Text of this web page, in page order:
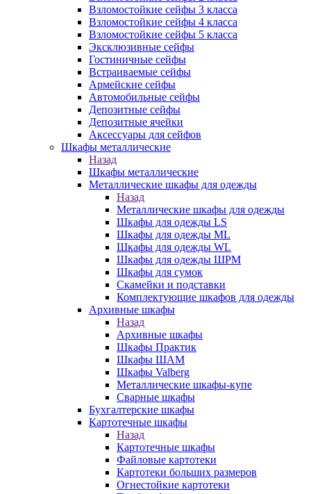
Взломостойкие сейфы 3 класса
Взломостойкие сейфы 4 класса
Взломостойкие сейфы 5 класса
Эксклюзивные сейфы
Гостиничные сейфы
Встраиваемые сейфы
Армейские сейфы
Автомобильные сейфы
Депозитные сейфы
Депозитные ячейки
Аксессуары для сейфов
Шкафы металлические
Назад
Шкафы металлические
Металлические шкафы для одежды
Назад
Металлические шкафы для одежды
Шкафы для одежды LS
Шкафы для одежды ML
Шкафы для одежды WL
Шкафы для одежды ШРМ
Шкафы для сумок
Скамейки и подставки
Комплектующие шкафов для одежды
Архивные шкафы
Назад
Архивные шкафы
Шкафы Практик
Шкафы ШАМ
Шкафы Valberg
Металлические шкафы-купе
Сварные шкафы
Бухгалтерские шкафы
Картотечные шкафы
Назад
Картотечные шкафы
Файловые картотеки
Картотеки больших размеров
Огнестойкие картотеки